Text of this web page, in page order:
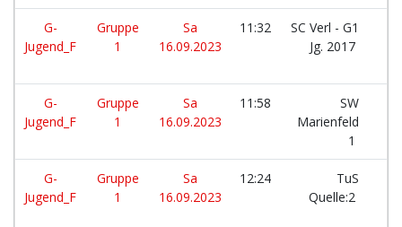
G-
Jugend_F
Gruppe
1
Sa
16.09.2023
11:32
SC Verl - G1
Jg. 2017
G-
Jugend_F
Gruppe
1
Sa
16.09.2023
11:58
SW
Marienfeld
1
G-
Jugend_F
Gruppe
1
Sa
16.09.2023
12:24
TuS
Quelle:2